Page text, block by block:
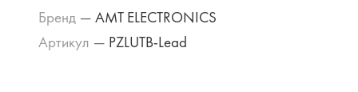
Бренд — AMT ELECTRONICS
Артикул — PZLUTB-Lead